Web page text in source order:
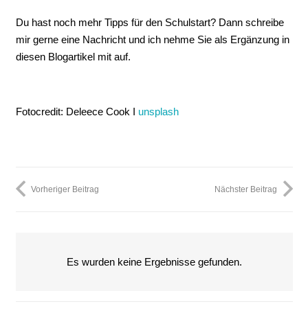
Du hast noch mehr Tipps für den Schulstart? Dann schreibe
mir gerne eine Nachricht und ich nehme Sie als Ergänzung in
diesen Blogartikel mit auf.
Fotocredit: Deleece Cook I unsplash
Vorheriger Beitrag Nächster Beitrag
Es wurden keine Ergebnisse gefunden.